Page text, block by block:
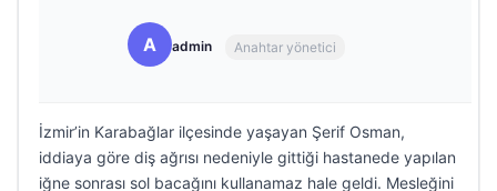
A admin Anahtar yönetici
İzmir’in Karabağlar ilçesinde yaşayan Şerif Osman,
iddiaya göre diş ağrısı nedeniyle gittiği hastanede yapılan
iğne sonrası sol bacağını kullanamaz hale geldi. Mesleğini